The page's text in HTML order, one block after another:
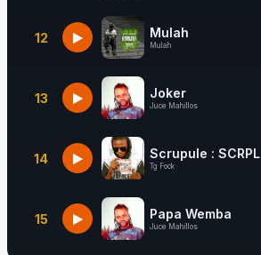
12 Mulah
Mulah
13 Joker
Juce Mahillos
14 Scrupule : SCRPL
Tg Fock
15 Papa Wemba
Juce Mahillos